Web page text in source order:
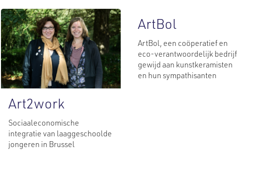
Art2work
Sociaaleconomische
integratie van laaggeschoolde
jongeren in Brussel
ArtBol
ArtBol, een coöperatief en
eco-verantwoordelijk bedrijf
gewijd aan kunstkeramisten
en hun sympathisanten